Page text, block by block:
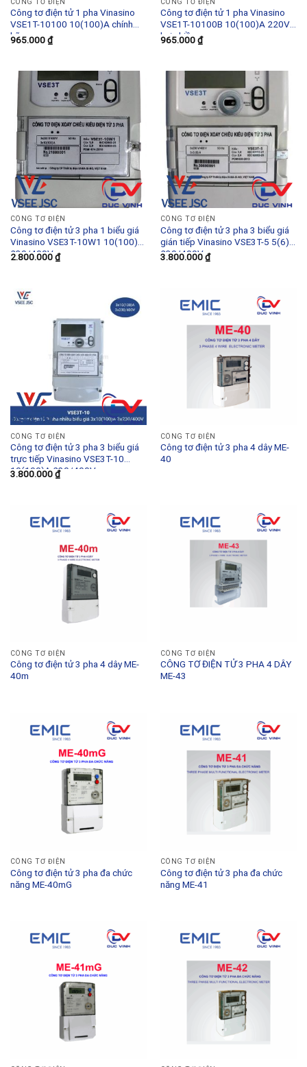
CÔNG TƠ ĐIỆN
Công tơ điện tử 1 pha Vinasino
VSE1T-10100 10(100)A chính
hãng
965.000₫
CÔNG TƠ ĐIỆN
Công tơ điện tử 1 pha Vinasino
VSE1T-10100B 10(100)A 220V
hai chiều
965.000₫
CÔNG TƠ ĐIỆN
Công tơ điện tử 3 pha 1 biểu giá
Vinasino VSE3T-10W1 10(100)A
230/400V
2.800.000₫
CÔNG TƠ ĐIỆN
Công tơ điện tử 3 pha 3 biểu giá
gián tiếp Vinasino VSE3T-5 5(6)A
230/400V
3.800.000₫
CÔNG TƠ ĐIỆN
Công tơ điện tử 3 pha 3 biểu giá
trực tiếp Vinasino VSE3T-10
10(100)A 230/400V
3.800.000₫
CÔNG TƠ ĐIỆN
Công tơ điện tử 3 pha 4 dây ME-
40
CÔNG TƠ ĐIỆN
Công tơ điện tử 3 pha 4 dây ME-
40m
CÔNG TƠ ĐIỆN
CÔNG TƠ ĐIỆN TỬ 3 PHA 4 DÂY
ME-43
CÔNG TƠ ĐIỆN
Công tơ điện tử 3 pha đa chức
năng ME-40mG
CÔNG TƠ ĐIỆN
Công tơ điện tử 3 pha đa chức
năng ME-41